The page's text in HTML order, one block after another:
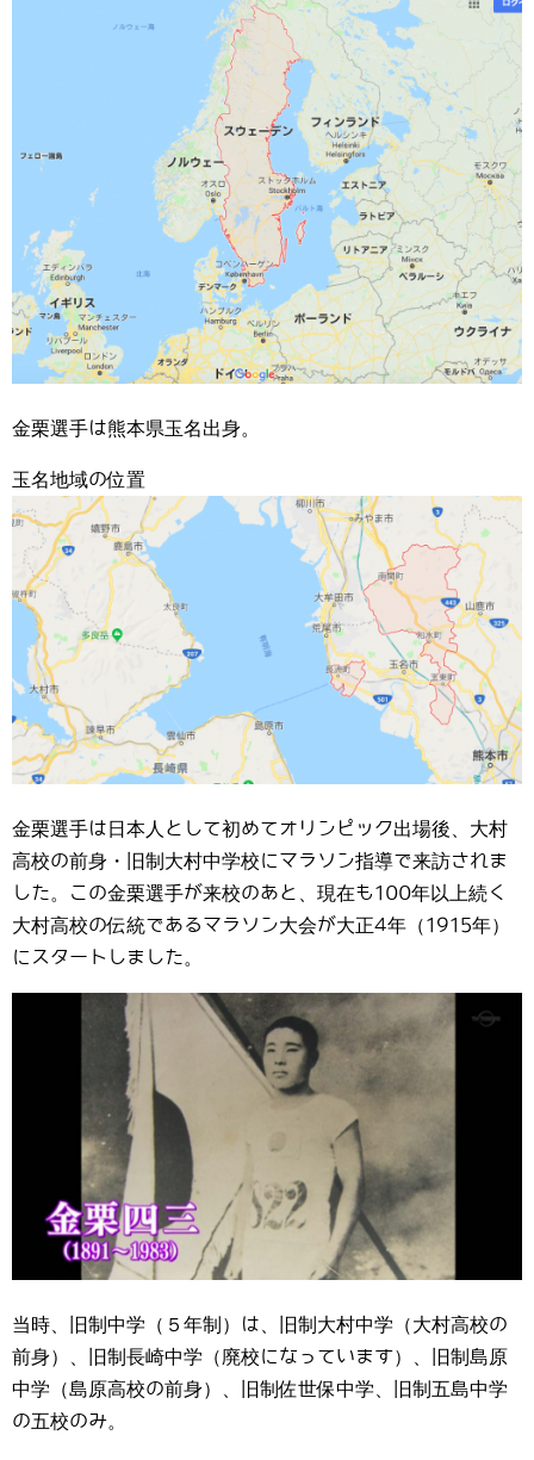
金栗選手は熊本県玉名出身。
玉名地域の位置
金栗選手は日本人として初めてオリンピック出場後、大村
高校の前身・旧制大村中学校にマラソン指導で来訪されま
した。この金栗選手が来校のあと、現在も100年以上続く
大村高校の伝統であるマラソン大会が大正4年（1915年）
にスタートしました。
当時、旧制中学（５年制）は、旧制大村中学（大村高校の
前身）、旧制長崎中学（廃校になっています）、旧制島原
中学（島原高校の前身）、旧制佐世保中学、旧制五島中学
の五校のみ。